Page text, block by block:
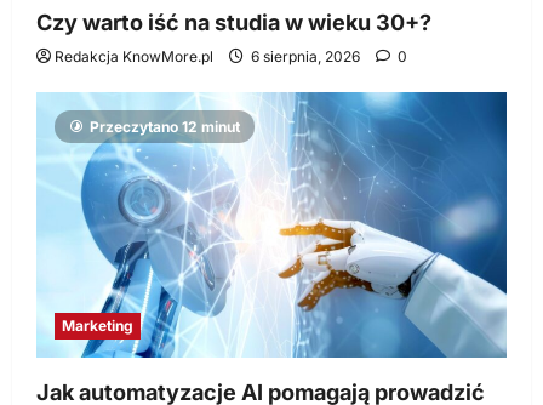
Czy warto iść na studia w wieku 30+?
Redakcja KnowMore.pl 6 sierpnia, 2026 0
Przeczytano 12 minut
Marketing
Jak automatyzacje AI pomagają prowadzić